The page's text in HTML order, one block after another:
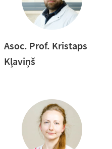
Asoc. Prof. Kristaps
Kļaviņš